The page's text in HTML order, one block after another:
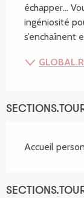
échapper…
ingéniosité
s’enchaînent
Accueil